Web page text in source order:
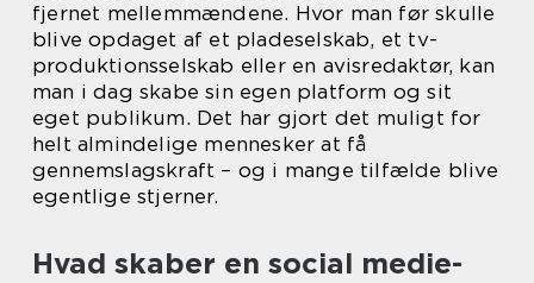
fjernet mellemmændene. Hvor man før skulle
blive opdaget af et pladeselskab, et tv-
produktionsselskab eller en avisredaktør, kan
man i dag skabe sin egen platform og sit
eget publikum. Det har gjort det muligt for
helt almindelige mennesker at få
gennemslagskraft – og i mange tilfælde blive
egentlige stjerner.
Hvad skaber en social medie-